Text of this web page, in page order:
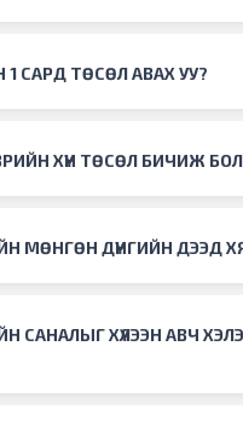
1 САРД ТӨСӨЛ АВАХ УУ?
ХҮН ТӨСӨЛ БИЧИЖ
МӨНГӨН ДҮНГИЙН ДЭЭД
САНАЛЫГ ХҮЛЭЭН АВЧ